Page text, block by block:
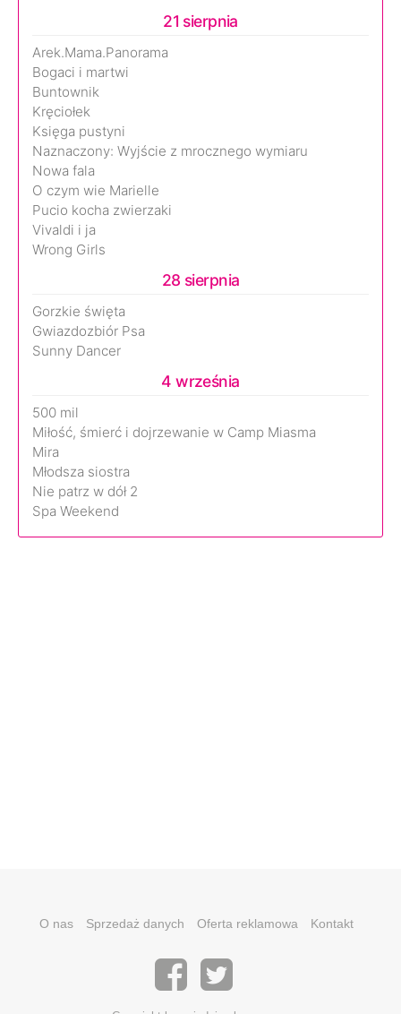
21 sierpnia
Arek.Mama.Panorama
Bogaci i martwi
Buntownik
Kręciołek
Księga pustyni
Naznaczony: Wyjście z mrocznego wymiaru
Nowa fala
O czym wie Marielle
Pucio kocha zwierzaki
Vivaldi i ja
Wrong Girls
28 sierpnia
Gorzkie święta
Gwiazdozbiór Psa
Sunny Dancer
4 września
500 mil
Miłość, śmierć i dojrzewanie w Camp Miasma
Mira
Młodsza siostra
Nie patrz w dół 2
Spa Weekend
O nas Sprzedaż danych Oferta reklamowa Kontakt